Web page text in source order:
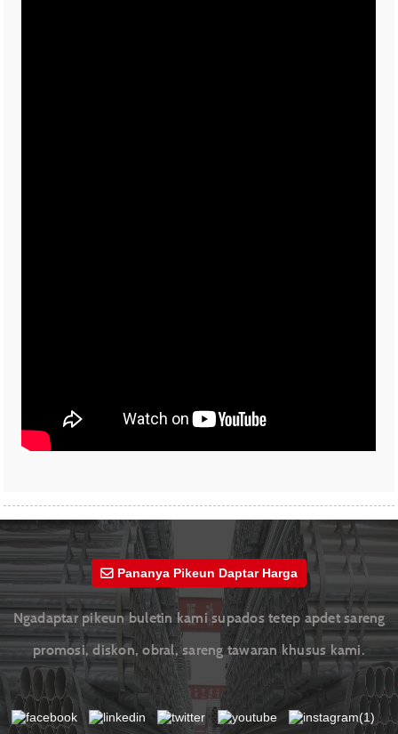
Pananya Pikeun Daptar Harga
Ngadaptar pikeun buletin kami supados tetep apdet sareng
promosi, diskon, obral, sareng tawaran khusus kami.